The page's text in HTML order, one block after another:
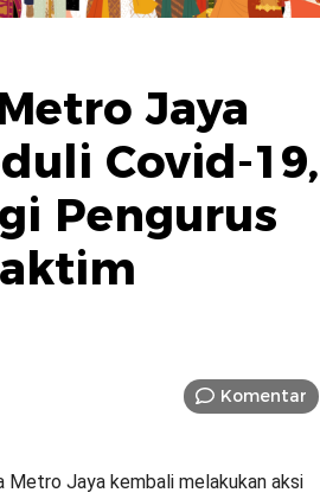
Jaya
Covid-19,
Pengurus
Komentar
Jaya kembali melakukan aksi